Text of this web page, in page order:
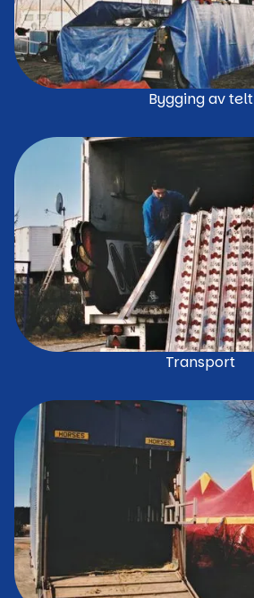
Bygging av telt
Transport